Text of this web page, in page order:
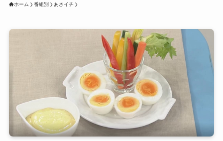
ホーム 番組別 あさイチ